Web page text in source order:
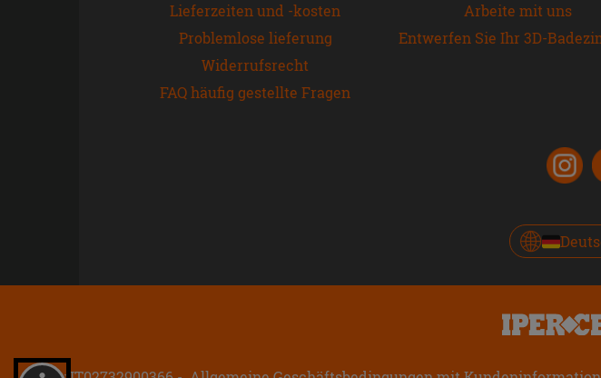
Lieferzeiten und -kosten
Problemlose lieferung
Widerrufsrecht
FAQ häufig gestellte Fragen
Arbeite mit uns
Entwerfen Sie Ihr 3D-